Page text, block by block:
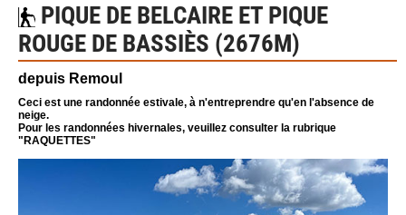
PIQUE DE BELCAIRE ET PIQUE
ROUGE DE BASSIÈS (2676M)
depuis Remoul
Ceci est une randonnée estivale, à n'entreprendre qu'en l'absence de
neige.
Pour les randonnées hivernales, veuillez consulter la rubrique
"RAQUETTES"